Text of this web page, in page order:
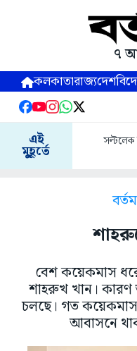
৭
কলকাতারাজ্যদেশ
এই
মুহূর্তে
সল্টলেক
বেশ কয়েকমাস
শাহরুখ খান। কারণ
চলছে। গত কয়েকমাস
আবাসনে